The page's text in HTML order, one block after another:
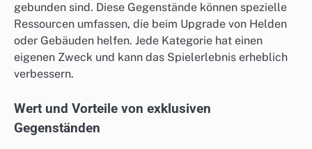
gebunden sind. Diese Gegenstände können spezielle
Ressourcen umfassen, die beim Upgrade von Helden
oder Gebäuden helfen. Jede Kategorie hat einen
eigenen Zweck und kann das Spielerlebnis erheblich
verbessern.
Wert und Vorteile von exklusiven
Gegenständen